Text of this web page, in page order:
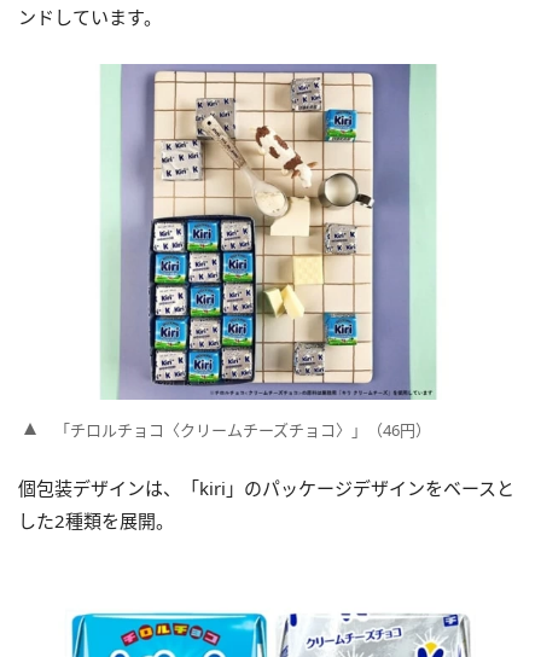
ンドしています。
「チロルチョコ〈クリームチーズチョコ〉」（46円）
個包装デザインは、「kiri」のパッケージデザインをベースと
した2種類を展開。